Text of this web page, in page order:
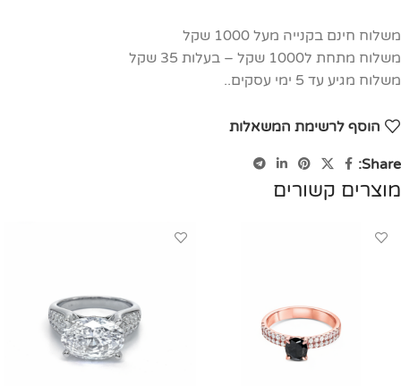
משלוח חינם בקנייה מעל 1000 שקל
משלוח מתחת ל1000 שקל – בעלות 35 שקל
משלוח מגיע עד 5 ימי עסקים..
הוסף לרשימת המשאלות
Share:
מוצרים קשורים